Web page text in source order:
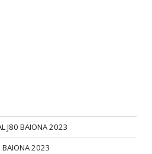
J80 BAIONA 2023
BAIONA 2023